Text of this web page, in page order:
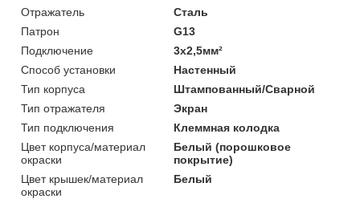
Отражатель
Сталь
Патрон
G13
Подключение
3х2,5мм²
Способ установки
Настенный
Тип корпуса
Штампованный/Сварной
Тип отражателя
Экран
Тип подключения
Клеммная колодка
Цвет корпуса/материал
окраски
Белый (порошковое
покрытие)
Цвет крышек/материал
окраски
Белый